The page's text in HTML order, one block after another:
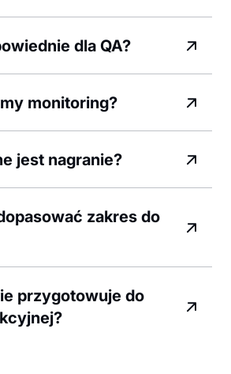
dla QA?
monitoring?
jest nagranie?
zakres do
przygotowuje do